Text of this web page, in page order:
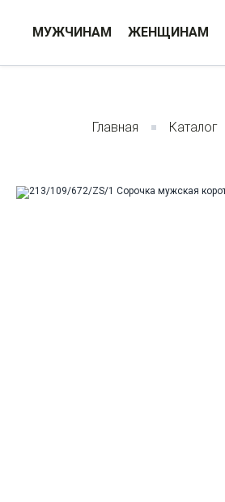
МУЖЧИНАМ ЖЕНЩИНАМ
Главная Каталог